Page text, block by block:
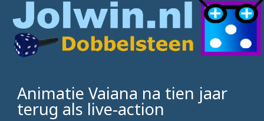
Animatie Vaiana na tien jaar
terug als live-action